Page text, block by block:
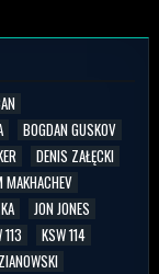
BOGDAN GUSKOV
DENIS ZAŁĘCKI
MAKHACHEV
JON JONES
113
KSW 114